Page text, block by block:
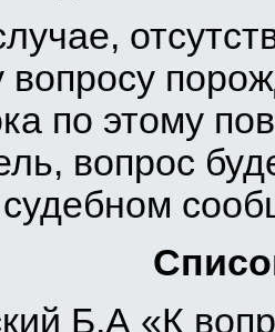
вопросу
по этому
вопрос
Б.А «К